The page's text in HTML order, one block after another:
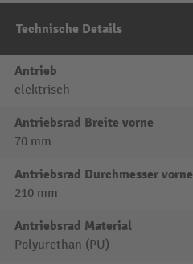
Technische Details
Antrieb
elektrisch
Antriebsrad Breite vorne
70 mm
Antriebsrad Durchmesser vorne
210 mm
Antriebsrad Material
Polyurethan (PU)